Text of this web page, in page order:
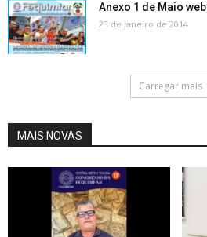
Anexo 1 de Maio web
23 de janeiro de 2014
Carregar mais
MAIS NOVAS